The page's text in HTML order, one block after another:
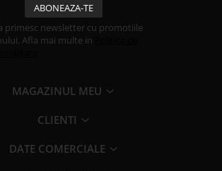
primesc newsletter cu promotiile
Afla mai multe in
MAGAZINUL MEU
CLIENTI
DATE COMERCIALE